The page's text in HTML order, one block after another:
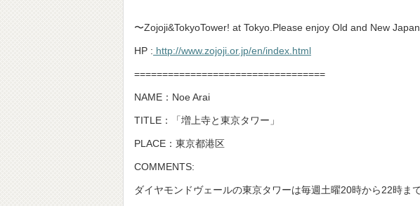
〜Zojoji&TokyoTower! at Tokyo.Please enjoy Old and New
HP : http://www.zojoji.or.jp/en/index.html
==================================
NAME：Noe Arai
TITLE：「増上寺と東京タワー」
PLACE：東京都港区
COMMENTS:
ダイヤモンドヴェールの東京タワーは毎週土曜20時から22時ま